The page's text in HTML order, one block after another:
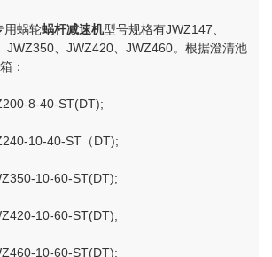
用蜗轮蜗杆减速机型号规格有JWZ147、
JWZ350、JWZ420、JWZ460。根据澄清池
：
8-40-ST(DT);
10-40-ST（DT);
10-60-ST(DT);
10-60-ST(DT);
10-60-ST(DT);